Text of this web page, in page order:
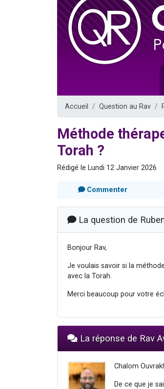
Accueil Question au Rav
Méthode
Torah ?
Rédigé le Lundi 12 Janvier 2026
Commenter
La question de
Bonjour Rav,
Je voulais savoir si la
avec la Torah.
Merci beaucoup pour votre
La réponse de Rav
Chalom
De ce que je